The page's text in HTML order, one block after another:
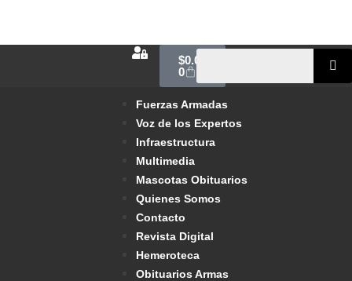
$0.00
0
Fuerzas Armadas
Voz de los Expertos
Infraestructura
Multimedia
Mascotas Obituarios
Quienes Somos
Contacto
Revista Digital
Hemeroteca
Obituarios Armas